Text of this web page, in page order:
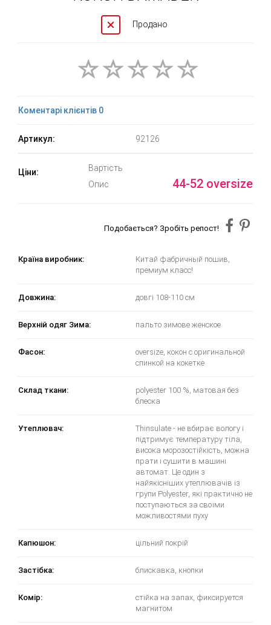
Продано
Коментарі клієнтів 0
Артикул: 92126
Ціни:
Вартість
Опис
44-52 oversize
Подобається? Зробіть репост!
Країна виробник:
Китай фабричный пошив,
премиум класс!
Довжина: довгі 108-110 см
Верхній одяг Зима: пальто зимове женское
Фасон:
oversize, кокон с оригинальной
спинкой на кокетке
Склад ткани:
polyester 100 %, матовая без
блеска
Утеплювач:
Thinsulate - не вбирає вологу і
підтримує температуру тіла,
висока морозостійкість, можна
прати і сушити в машині
автомат. Це один з
найякісніших утеплювачів із
групи Polyester, які практично не
поступаються за своїми
можливостями пуху
Капюшон: цільний покрій
Застібка: блискавка, кнопки
Комір:
стійка на запах, фиксируется
магнитом